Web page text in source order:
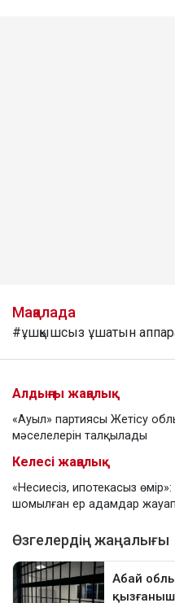
Мақалада
#ұшқышсыз ұшатын
Алдыңғы жаңалық
«Ауыл» партиясы Жетісу
мәселелерін талқылады
Келесі жаңалық
«Несиесіз, ипотекасыз
шомылған ер адамдар